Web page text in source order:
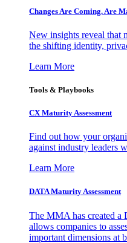
Changes Are Coming. Are
New insights reveal that
the shifting identity,
Learn More
Tools & Playbooks
CX Maturity Assessment
Find out how your
against industry leaders
Learn More
DATA Maturity Assessment
The MMA has created a
allows companies to
important dimensions at